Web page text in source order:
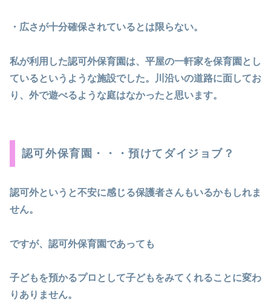
・広さが十分確保されているとは限らない。
私が利用した認可外保育園は、平屋の一軒家を保育園とし
ているというような施設でした。川沿いの道路に面してお
り、外で遊べるような庭はなかったと思います。
認可外保育園・・・預けてダイジョブ？
認可外というと不安に感じる保護者さんもいるかもしれま
せん。
ですが、認可外保育園であっても
子どもを預かるプロとして子どもをみてくれることに変わ
りありません。